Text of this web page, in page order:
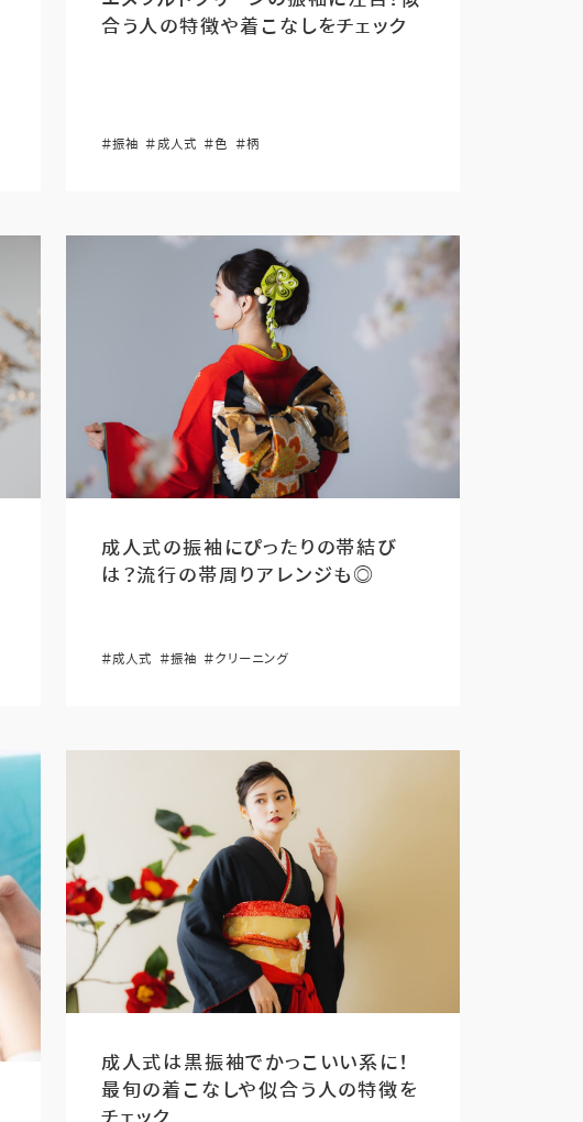
合う人の特徴や着こなしをチェック
＃振袖 ＃成人式 ＃色 ＃柄
成人式の振袖にぴったりの帯結び
は？流行の帯周りアレンジも◎
＃成人式 ＃振袖 ＃クリーニング
成人式は黒振袖でかっこいい系に！
最旬の着こなしや似合う人の特徴を
チェック